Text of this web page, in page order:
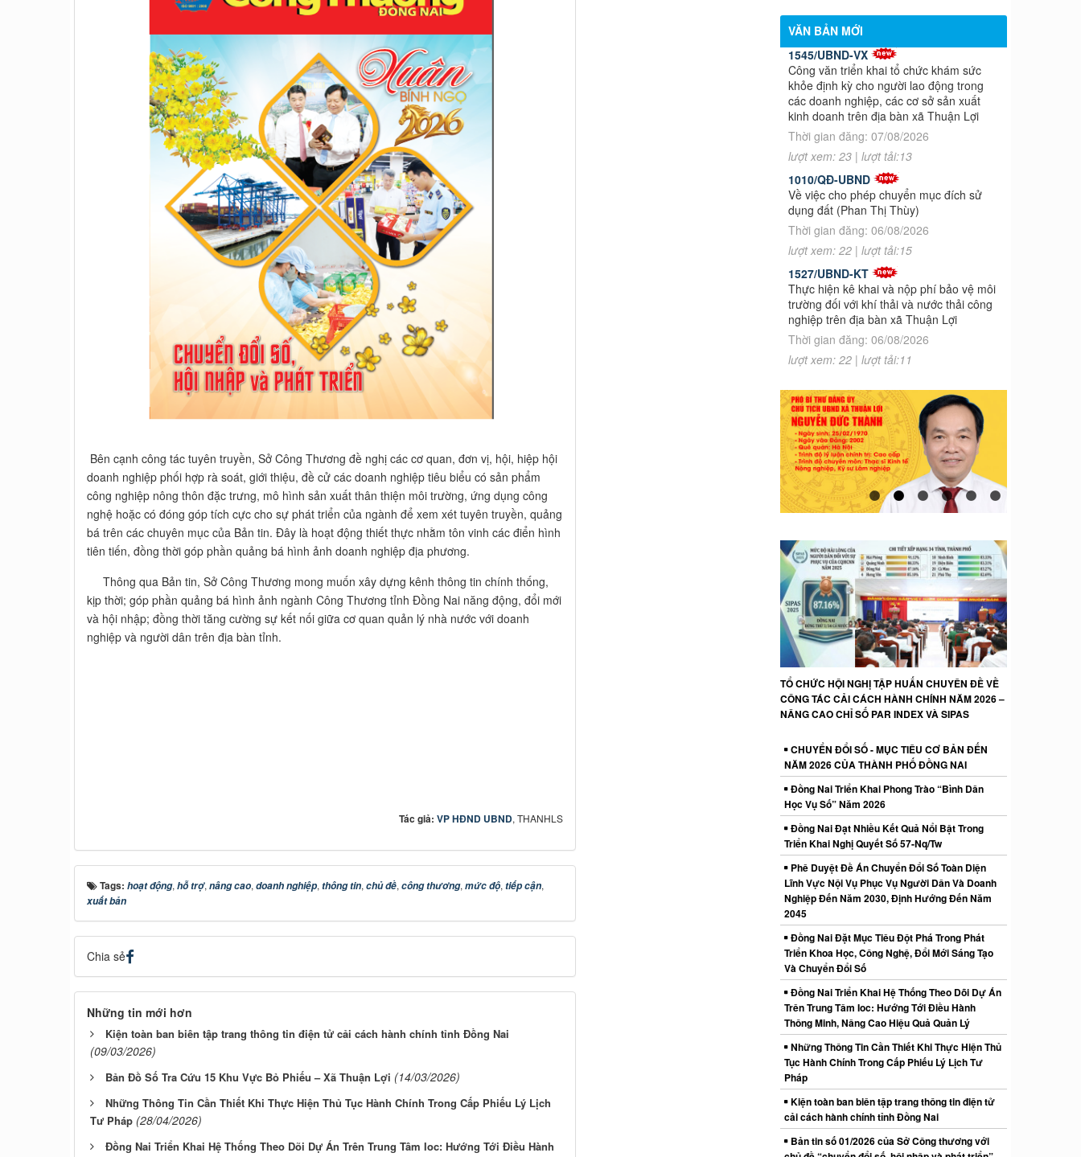
Bên cạnh công tác tuyên truyền, Sở Công Thương đề nghị các cơ quan, đơn vị, hội, hiệp hội
doanh nghiệp phối hợp rà soát, giới thiệu, đề cử các doanh nghiệp tiêu biểu có sản phẩm
công nghiệp nông thôn đặc trưng, mô hình sản xuất thân thiện môi trường, ứng dụng công
nghệ hoặc có đóng góp tích cực cho sự phát triển của ngành để xem xét tuyên truyền, quảng
bá trên các chuyên mục của Bản tin. Đây là hoạt động thiết thực nhằm tôn vinh các điển hình
tiên tiến, đồng thời góp phần quảng bá hình ảnh doanh nghiệp địa phương.
Thông qua Bản tin, Sở Công Thương mong muốn xây dựng kênh thông tin chính thống,
kịp thời; góp phần quảng bá hình ảnh ngành Công Thương tỉnh Đồng Nai năng động, đổi mới
và hội nhập; đồng thời tăng cường sự kết nối giữa cơ quan quản lý nhà nước với doanh
nghiệp và người dân trên địa bàn tỉnh.
Tác giả: VP HĐND UBND, THANHLS
Tags: hoạt động, hỗ trợ, nâng cao, doanh nghiệp, thông tin, chủ đề, công thương, mức độ, tiếp cận,
xuất bản
Chia sẻ
Những tin mới hơn
Kiện toàn ban biên tập trang thông tin điện tử cải cách hành chính tỉnh Đồng Nai
(09/03/2026)
Bản Đồ Số Tra Cứu 15 Khu Vực Bỏ Phiếu – Xã Thuận Lợi (14/03/2026)
Những Thông Tin Cần Thiết Khi Thực Hiện Thủ Tục Hành Chính Trong Cấp Phiếu Lý Lịch
Tư Pháp (28/04/2026)
Đồng Nai Triển Khai Hệ Thống Theo Dõi Dự Án Trên Trung Tâm Ioc: Hướng Tới Điều Hành
VĂN BẢN MỚI
1545/UBND-VX
Công văn triển khai tổ chức khám sức
khỏe định kỳ cho người lao động trong
các doanh nghiệp, các cơ sở sản xuất
kinh doanh trên địa bàn xã Thuận Lợi
Thời gian đăng: 07/08/2026
lượt xem: 23 | lượt tải:13
1010/QĐ-UBND
Về việc cho phép chuyển mục đích sử
dụng đất (Phan Thị Thùy)
Thời gian đăng: 06/08/2026
lượt xem: 22 | lượt tải:15
1527/UBND-KT
Thực hiện kê khai và nộp phí bảo vệ môi
trường đối với khí thải và nước thải công
nghiệp trên địa bàn xã Thuận Lợi
Thời gian đăng: 06/08/2026
lượt xem: 22 | lượt tải:11
TỔ CHỨC HỘI NGHỊ TẬP HUẤN CHUYÊN ĐỀ VỀ
CÔNG TÁC CẢI CÁCH HÀNH CHÍNH NĂM 2026 –
NÂNG CAO CHỈ SỐ PAR INDEX VÀ SIPAS
CHUYỂN ĐỔI SỐ - MỤC TIÊU CƠ BẢN ĐẾN
NĂM 2026 CỦA THÀNH PHỐ ĐỒNG NAI
Đồng Nai Triển Khai Phong Trào “Bình Dân
Học Vụ Số” Năm 2026
Đồng Nai Đạt Nhiều Kết Quả Nổi Bật Trong
Triển Khai Nghị Quyết Số 57-Nq/Tw
Phê Duyệt Đề Án Chuyển Đổi Số Toàn Diện
Lĩnh Vực Nội Vụ Phục Vụ Người Dân Và Doanh
Nghiệp Đến Năm 2030, Định Hướng Đến Năm
2045
Đồng Nai Đặt Mục Tiêu Đột Phá Trong Phát
Triển Khoa Học, Công Nghệ, Đổi Mới Sáng Tạo
Và Chuyển Đổi Số
Đồng Nai Triển Khai Hệ Thống Theo Dõi Dự Án
Trên Trung Tâm Ioc: Hướng Tới Điều Hành
Thông Minh, Nâng Cao Hiệu Quả Quản Lý
Những Thông Tin Cần Thiết Khi Thực Hiện Thủ
Tục Hành Chính Trong Cấp Phiếu Lý Lịch Tư
Pháp
Kiện toàn ban biên tập trang thông tin điện tử
cải cách hành chính tỉnh Đồng Nai
Bản tin số 01/2026 của Sở Công thương với